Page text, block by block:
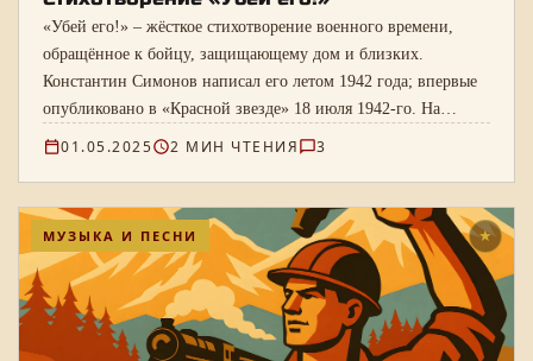
«Убей его!» – жёсткое стихотворение военного времени,
обращённое к бойцу, защищающему дом и близких.
Константин Симонов написал его летом 1942 года; впервые
опубликовано в «Красной звезде» 18 июля 1942-го. На
странице – полный текст и справка о времени создания.
01.05.2025 2 МИН ЧТЕНИЯ 3
МУЗЫКА И ПЕСНИ ★